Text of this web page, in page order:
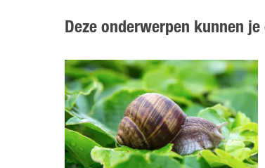
Deze onderwerpen kunnen